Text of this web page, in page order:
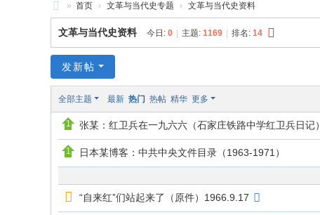
革
当
究
» 首页 › 文革与当代史专题 › 文革与当代史资料
文革与当代史资料 今日: 0 主题: 1169 排名: 14
发新帖
全部主题 最新 热门 热帖 精华 更多
张某：红卫兵在一九六六（石家庄铁路中学红卫兵日记）
日本某博客：中共中央文件目录（1963-1971）
“自来红”们站起来了（原件）1966.9.17